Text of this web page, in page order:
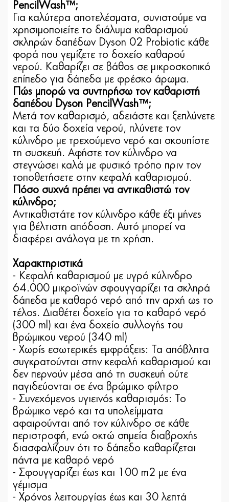
PencilWash™;
Για καλύτερα αποτελέσματα, συνιστούμε να
χρησιμοποιείτε το διάλυμα καθαρισμού
σκληρών δαπέδων Dyson 02 Probiotic κάθε
φορά που γεμίζετε το δοχείο καθαρού
νερού. Καθαρίζει σε βάθος σε μικροσκοπικό
επίπεδο για δάπεδα με φρέσκο ​​άρωμα.
Πώς μπορώ να συντηρήσω τον καθαριστή
δαπέδου Dyson PencilWash™;
Μετά τον καθαρισμό, αδειάστε και ξεπλύνετε
και τα δύο δοχεία νερού, πλύνετε τον
κύλινδρο με τρεχούμενο νερό και σκουπίστε
τη συσκευή. Αφήστε τον κύλινδρο να
στεγνώσει καλά με φυσικό τρόπο πριν τον
τοποθετήσετε στην κεφαλή καθαρισμού.
Πόσο συχνά πρέπει να αντικαθιστώ τον
κύλινδρο;
Αντικαθιστάτε τον κύλινδρο κάθε έξι μήνες
για βέλτιστη απόδοση. Αυτό μπορεί να
διαφέρει ανάλογα με τη χρήση.
Χαρακτηριστικά
- Κεφαλή καθαρισμού με υγρό κύλινδρο
64.000 μικροϊνών σφουγγαρίζει τα σκληρά
δάπεδα με καθαρό νερό από την αρχή ως το
τέλος. Διαθέτει δοχείο για το καθαρό νερό
(300 ml) και ένα δοχείο συλλογής του
βρώμικου νερού (340 ml)
- Χωρίς εσωτερικές εμφράξεις: Τα απόβλητα
συγκρατούνται στην κεφαλή καθαρισμού και
δεν περνούν μέσα από τη συσκευή ούτε
παγιδεύονται σε ένα βρώμικο φίλτρο
- Συνεχόμενος υγιεινός καθαρισμός: Το
βρώμικο νερό και τα υπολείμματα
αφαιρούνται από τον κύλινδρο σε κάθε
περιστροφή, ενώ οκτώ σημεία διαβροχής
διασφαλίζουν ότι το δάπεδο καθαρίζεται
πάντα με καθαρό νερό
- Σφουγγαρίζει έως και 100 m2 με ένα
γέμισμα
- Χρόνος λειτουργίας έως και 30 λεπτά